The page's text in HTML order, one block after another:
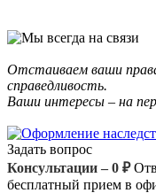
Отстаиваем ваши
справедливость.
Ваши интересы – на
Задать вопрос
Консультации – 0 ₽
бесплатный прием в